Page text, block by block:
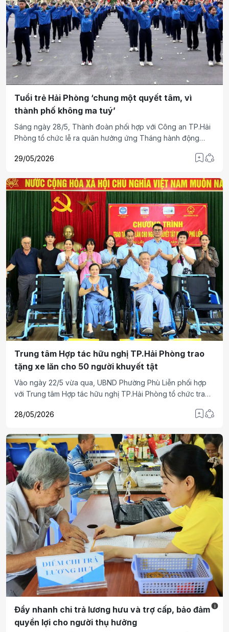
Tuổi trẻ Hải Phòng ‘chung một quyết tâm, vì
thành phố không ma tuý’
Sáng ngày 28/5, Thành đoàn phối hợp với Công an TP.Hải
Phòng tổ chức lễ ra quân hưởng ứng Tháng hành động
phòng, chống ma túy năm 2026 với chủ đề “chung một
29/05/2026
Trung tâm Hợp tác hữu nghị TP.Hải Phòng trao
tặng xe lăn cho 50 người khuyết tật
Vào ngày 22/5 vừa qua, UBND Phường Phù Liễn phối hợp
với Trung tâm Hợp tác hữu nghị TP.Hải Phòng tổ chức trao
trên địa bàn.
28/05/2026
Đẩy nhanh chi trả lương hưu và trợ cấp, bảo đảm
quyền lợi cho người thụ hưởng
i